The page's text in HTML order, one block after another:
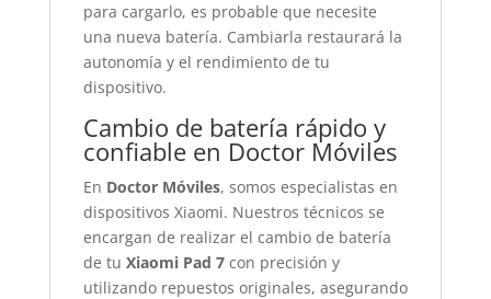
para cargarlo, es probable que necesite
una nueva batería. Cambiarla restaurará la
autonomía y el rendimiento de tu
dispositivo.
Cambio de batería rápido y
confiable en Doctor Móviles
En Doctor Móviles, somos especialistas en
dispositivos Xiaomi. Nuestros técnicos se
encargan de realizar el cambio de batería
de tu Xiaomi Pad 7con precisión y
utilizando repuestos originales, asegurando